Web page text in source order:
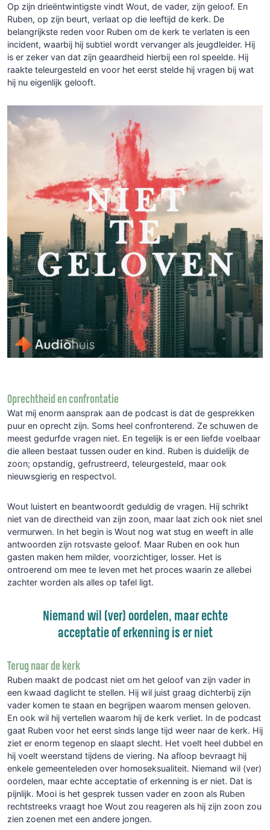
Op zijn drieëntwintigste vindt Wout, de vader, zijn geloof. En
Ruben, op zijn beurt, verlaat op die leeftijd de kerk. De
belangrijkste reden voor Ruben om de kerk te verlaten is een
incident, waarbij hij subtiel wordt vervanger als jeugdleider. Hij
is er zeker van dat zijn geaardheid hierbij een rol speelde. Hij
raakte teleurgesteld en voor het eerst stelde hij vragen bij wat
hij nu eigenlijk gelooft.
Oprechtheid en confrontatie
Wat mij enorm aansprak aan de podcast is dat de gesprekken
puur en oprecht zijn. Soms heel confronterend. Ze schuwen de
meest gedurfde vragen niet. En tegelijk is er een liefde voelbaar
die alleen bestaat tussen ouder en kind. Ruben is duidelijk de
zoon; opstandig, gefrustreerd, teleurgesteld, maar ook
nieuwsgierig en respectvol.
Wout luistert en beantwoordt geduldig de vragen. Hij schrikt
niet van de directheid van zijn zoon, maar laat zich ook niet snel
vermurwen. In het begin is Wout nog wat stug en weeft in alle
antwoorden zijn rotsvaste geloof. Maar Ruben en ook hun
gasten maken hem milder, voorzichtiger, losser. Het is
ontroerend om mee te leven met het proces waarin ze allebei
zachter worden als alles op tafel ligt.
Niemand wil (ver) oordelen, maar echte
acceptatie of erkenning is er niet
Terug naar de kerk
Ruben maakt de podcast niet om het geloof van zijn vader in
een kwaad daglicht te stellen. Hij wil juist graag dichterbij zijn
vader komen te staan en begrijpen waarom mensen geloven.
En ook wil hij vertellen waarom hij de kerk verliet. In de podcast
gaat Ruben voor het eerst sinds lange tijd weer naar de kerk. Hij
ziet er enorm tegenop en slaapt slecht. Het voelt heel dubbel en
hij voelt weerstand tijdens de viering. Na afloop bevraagt hij
enkele gemeenteleden over homoseksualiteit. Niemand wil (ver)
oordelen, maar echte acceptatie of erkenning is er niet. Dat is
pijnlijk. Mooi is het gesprek tussen vader en zoon als Ruben
rechtstreeks vraagt hoe Wout zou reageren als hij zijn zoon zou
zien zoenen met een andere jongen.